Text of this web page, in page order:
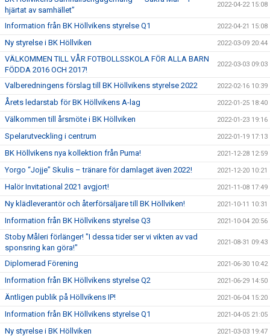
hjärtat av samhället”
2022-04-22 15:08
Information från BK Höllvikens styrelse Q1 2022-04-21 15:08
Ny styrelse i BK Höllviken 2022-03-09 20:44
VÄLKOMMEN TILL VÅR FOTBOLLSSKOLA FÖR ALLA BARN
FÖDDA 2016 OCH 2017!
2022-03-03 09:03
Valberedningens förslag till BK Höllvikens styrelse 2022 2022-02-16 10:39
Årets ledarstab för BK Höllvikens A-lag 2022-01-25 18:40
Välkommen till årsmöte i BK Höllviken 2022-01-23 19:16
Spelarutveckling i centrum 2022-01-19 17:13
BK Höllvikens nya kollektion från Puma! 2021-12-28 12:59
Yorgo “Jojje” Skulis – tränare för damlaget även 2022! 2021-12-20 10:21
Halör Invitational 2021 avgjort! 2021-11-08 17:49
Ny klädleverantör och återförsäljare till BK Höllviken! 2021-10-11 10:31
Information från BK Höllvikens styrelse Q3 2021-10-04 20:56
Stoby Måleri förlänger! "I dessa tider ser vi vikten av vad
sponsring kan göra!"
2021-08-31 09:43
Diplomerad Förening 2021-06-30 10:42
Information från BK Höllvikens styrelse Q2 2021-06-29 14:50
Äntligen publik på Höllvikens IP! 2021-06-04 15:20
Information från BK Höllvikens styrelse Q1 2021-04-05 21:05
Ny styrelse i BK Höllviken 2021-03-03 19:47